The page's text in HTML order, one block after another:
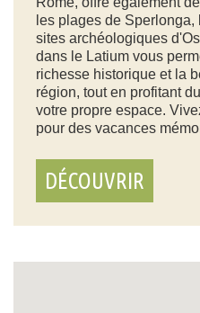
les plages de
sites archéologiques
dans le Latium vous
richesse historique et la
région, tout en profitant
votre propre espace.
pour des vacances
DÉCOUVRIR